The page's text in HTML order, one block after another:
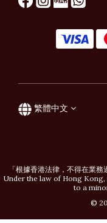
繁體中文
「根據香港法律，不得在業
Under the law of Hong
to a
©